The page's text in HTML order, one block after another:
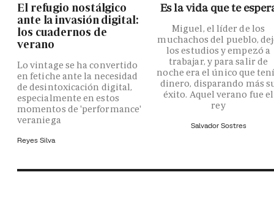
El refugio nostálgico
ante la invasión digital:
los cuadernos de
verano
Lo vintage se ha convertido
en fetiche ante la necesidad
de desintoxicación digital,
especialmente en estos
momentos de 'performance'
veraniega
Reyes Silva
Es la vida que te
Miguel, el líder de los
muchachos del pueblo,
los estudios y empezó a
trabajar, y para salir de
noche era el único que
dinero, disparando más
éxito. Aquel verano fue el
rey
Salvador Sostres